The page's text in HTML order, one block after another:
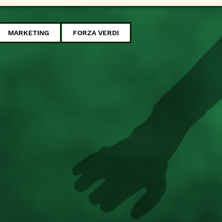
MARKETING FORZA VERDI